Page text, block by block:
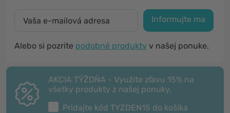
Informujte ma
Alebo si pozrite podobné produkty v našej ponuke.
AKCIA TÝŽDŇA - Využite zľavu 15% na
všetky produkty z našej ponuky.
Pridajte kód TYZDEN15 do košíka